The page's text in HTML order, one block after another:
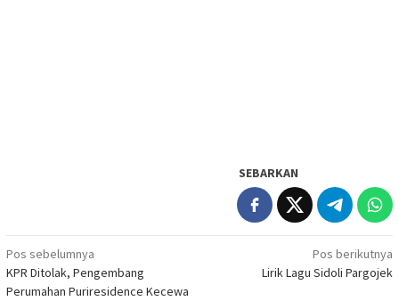
SEBARKAN
Navigasi
pos
Pos sebelumnya
KPR Ditolak, Pengembang
Perumahan Puriresidence Kecewa
Pos berikutnya
Lirik Lagu Sidoli Pargojek